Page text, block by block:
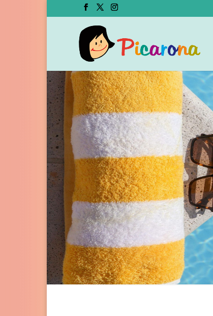
Picarona
|
Libros
infantiles